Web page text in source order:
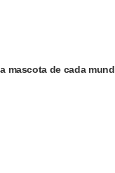
mascota de cada